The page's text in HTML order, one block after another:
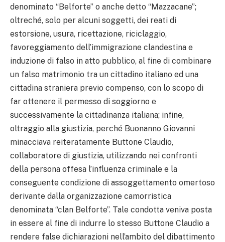
denominato “Belforte” o anche detto “Mazzacane”;
oltreché, solo per alcuni soggetti, dei reati di
estorsione, usura, ricettazione, riciclaggio,
favoreggiamento dell’immigrazione clandestina e
induzione di falso in atto pubblico, al fine di combinare
un falso matrimonio tra un cittadino italiano ed una
cittadina straniera previo compenso, con lo scopo di
far ottenere il permesso di soggiorno e
successivamente la cittadinanza italiana; infine,
oltraggio alla giustizia, perché Buonanno Giovanni
minacciava reiteratamente Buttone Claudio,
collaboratore di giustizia, utilizzando nei confronti
della persona offesa l’influenza criminale e la
conseguente condizione di assoggettamento omertoso
derivante dalla organizzazione camorristica
denominata “clan Belforte”. Tale condotta veniva posta
in essere al fine di indurre lo stesso Buttone Claudio a
rendere false dichiarazioni nell’ambito del dibattimento